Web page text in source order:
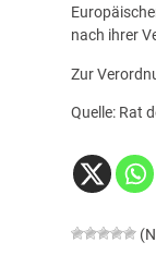
nach ihrer
Zur
Quelle: Rat